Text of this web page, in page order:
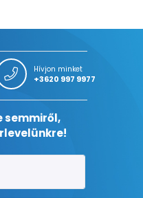
Hívjon minket
+3620 997 9977
semmiről,